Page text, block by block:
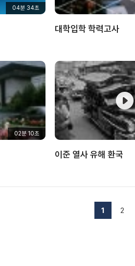
04분 34초
대학입학 학력고사
02분 10초
이준 열사 유해 환국
1 2